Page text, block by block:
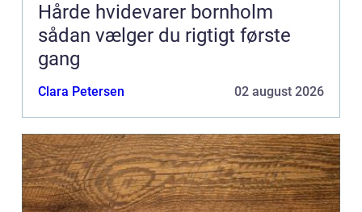
Hårde hvidevarer bornholm
sådan vælger du rigtigt første
gang
Clara Petersen 02 august 2026